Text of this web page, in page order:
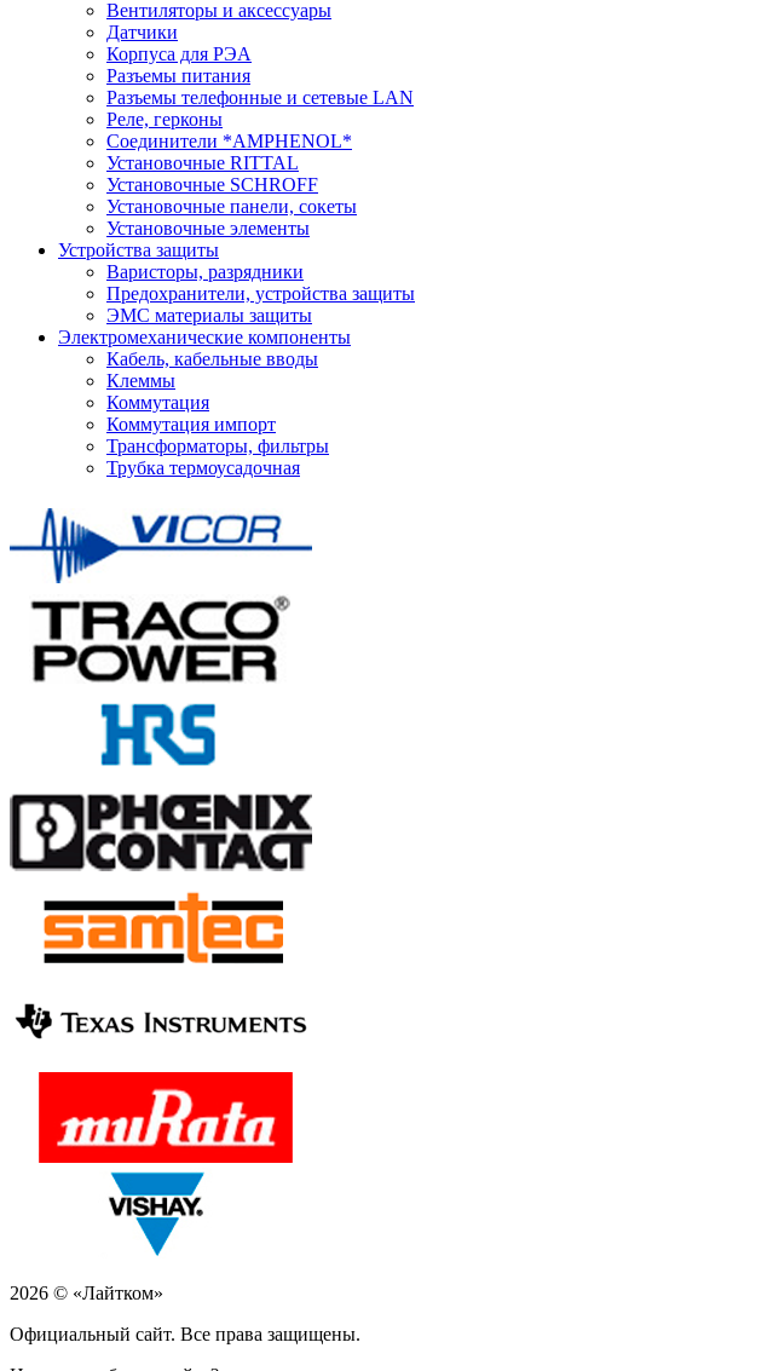
Вентиляторы и аксессуары
Датчики
Корпуса для РЭА
Разъемы питания
Разъемы телефонные и сетевые LAN
Реле, герконы
Соединители *AMPHENOL*
Установочные RITTAL
Установочные SCHROFF
Установочные панели, сокеты
Установочные элементы
Устройства защиты
Варисторы, разрядники
Предохранители, устройства защиты
ЭМС материалы защиты
Электромеханические компоненты
Кабель, кабельные вводы
Клеммы
Коммутация
Коммутация импорт
Трансформаторы, фильтры
Трубка термоусадочная
2026 © «Лайтком»
Официальный сайт. Все права защищены.